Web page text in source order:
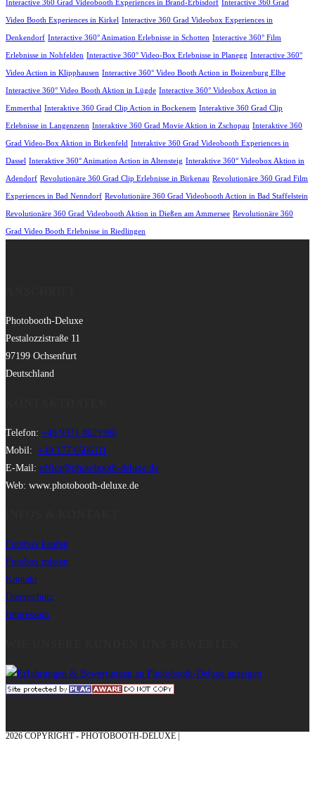
Interactive 360 Grad Videobooth Experiences in Brand-Erbisdorf Interactive 360 Grad
Video Booth Experiences in Kirkel Interactive 360 Grad Videobox Experiences in
Denkendorf Interactive 360° Animation Erlebnisse in Schotten Interactive 360° Film
Erlebnisse in Nohfelden Interactive 360° Video-Box Erlebnisse in Planegg Interactive 360°
Video Action in Klipphausen Interactive 360° Video Booth Action in Boizenburg Elbe
Interactive 360° Video Booth Aktion in Lügde Interactive 360° Videobox Action in
Emmerthal Interaktive 360 Grad Clip Action in Bockenem Interaktive 360 Grad Clip
Erlebnisse in Langenzenn Interaktive 360 Grad Movie Aktion in Zschopau Interaktive 360
Grad Video-Box Aktion in Birkenfeld Interaktive 360 Grad Videobooth Experiences in
Dassel Interaktive 360° Animation Action in Altensteig Interaktive 360° Videobox Aktion in
Adendorf Revolutionäre 360 Grad Clip Erlebnisse in Birkenau Revolutionäre 360 Grad Film
Experiences in Bad Nenndorf Revolutionäre 360 Grad Videobooth Action in Bad Staffelstein
Revolutionäre 360 Grad Videobooth Aktion in Dießen am Ammersee Revolutionäre 360
Grad Video Booth Erlebnisse in Riedlingen
Photobooth-Deluxe
Pestalozzistraße 11
97199 Ochsenfurt
Deutschland
Telefon: +49 9331 8021990
Mobil: +49 177 6506111
E-Mail: office@photobooth-deluxe.de
Web: www.photobooth-deluxe.de
Fotobox kaufen
Fotobox mieten
Kontakt
Datenschutz
Impressum
2026 COPYRIGHT - PHOTOBOOTH-DELUXE |